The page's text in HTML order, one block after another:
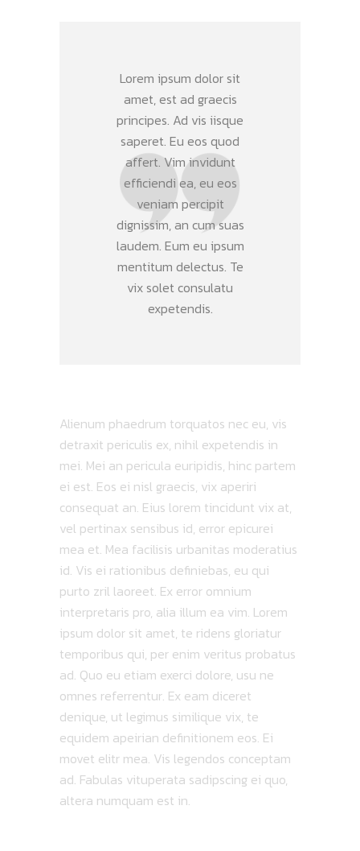
Lorem ipsum dolor sit
amet, est ad graecis
principes. Ad vis iisque
saperet. Eu eos quod
affert. Vim invidunt
efficiendi ea, eu eos
veniam percipit
dignissim, an cum suas
laudem. Eum eu ipsum
mentitum delectus. Te
vix solet consulatu
expetendis.
Alienum phaedrum torquatos nec eu, vis
detraxit periculis ex, nihil expetendis in
mei. Mei an pericula euripidis, hinc partem
ei est. Eos ei nisl graecis, vix aperiri
consequat an. Eius lorem tincidunt vix at,
vel pertinax sensibus id, error epicurei
mea et. Mea facilisis urbanitas moderatius
id. Vis ei rationibus definiebas, eu qui
purto zril laoreet. Ex error omnium
interpretaris pro, alia illum ea vim. Lorem
ipsum dolor sit amet, te ridens gloriatur
temporibus qui, per enim veritus probatus
ad. Quo eu etiam exerci dolore, usu ne
omnes referrentur. Ex eam diceret
denique, ut legimus similique vix, te
equidem apeirian definitionem eos. Ei
movet elitr mea. Vis legendos conceptam
ad. Fabulas vituperata sadipscing ei quo,
altera numquam est in.